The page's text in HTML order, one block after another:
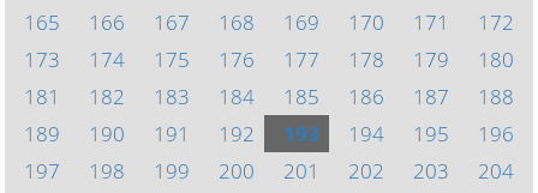
165
166 167 168 169 170 171
172
173
174 175 176 177 178 179
180
181
182 183 184 185 186 187
188
189
190 191 192 193 194 195
196
197
198 199 200 201 202 203
204